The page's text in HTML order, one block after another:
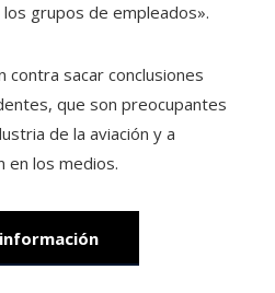
grupos de empleados».
sacar conclusiones
que son preocupantes
de la aviación y a
en los medios.